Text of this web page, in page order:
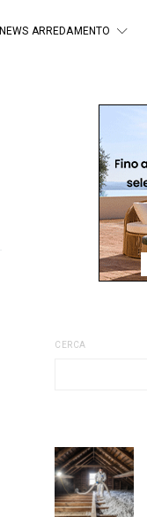
NEWS ARREDAMENTO
CERCA